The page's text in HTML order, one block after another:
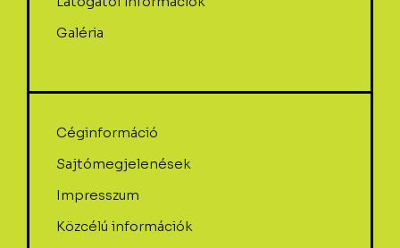
Galéria
Céginformáció
Sajtómegjelenések
Impresszum
Közcélú információk